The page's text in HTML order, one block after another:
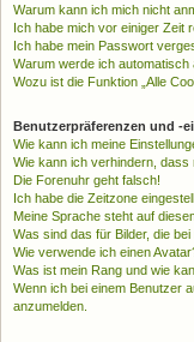
Warum kann ich mich nicht
Ich habe mich vor einiger Zeit
Ich habe mein Passwort
Warum werde ich automatisch
Wozu ist die Funktion „Alle
Benutzerpräferenzen und -
Wie kann ich meine
Wie kann ich verhindern,
Die Forenuhr geht falsch!
Ich habe die Zeitzone
Meine Sprache steht auf
Was sind das für Bilder, die
Wie verwende ich einen
Was ist mein Rang und wie
Wenn ich bei einem Benutzer
anzumelden.